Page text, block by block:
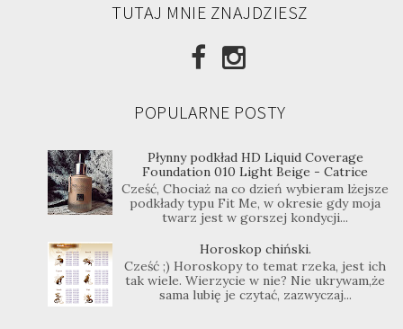
TUTAJ MNIE ZNAJDZIESZ
POPULARNE POSTY
Płynny podkład HD Liquid Coverage
Foundation 010 Light Beige - Catrice
Cześć, Chociaż na co dzień wybieram lżejsze
podkłady typu Fit Me, w okresie gdy moja
twarz jest w gorszej kondycji...
Horoskop chiński.
Cześć ;) Horoskopy to temat rzeka, jest ich
tak wiele. Wierzycie w nie? Nie ukrywam,że
sama lubię je czytać, zazwyczaj...